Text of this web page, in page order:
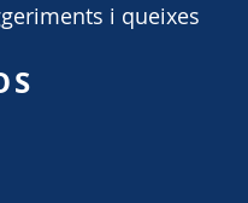
i queixes